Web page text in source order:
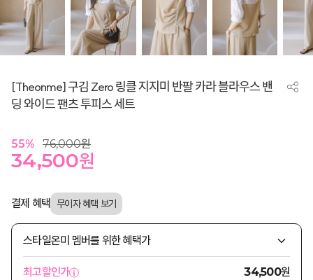
[Theonme] 구김 Zero 링클 지지미 반팔 카라 블라우스 밴
딩 와이드 팬츠 투피스 세트
55% 76,000원
34,500원
결제 혜택
스타일온미 멤버를 위한 혜택가
최고할인가 34,500원